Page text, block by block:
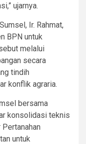
ujarnya.
Ir. Rahmat,
BPN untuk
melalui
secara
tindih
konflik agraria.
bersama
konsolidasi teknis
untuk